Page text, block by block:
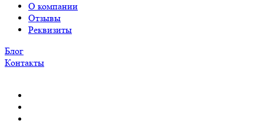
О компании
Отзывы
Реквизиты
Блог
Контакты